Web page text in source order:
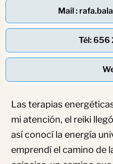
Mail :
Tél: 656
Las terapias
mi atención, el reiki
así conocí la energía
emprendí el camino de